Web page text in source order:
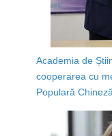
Academia de
cooperarea cu
Populară Chineză